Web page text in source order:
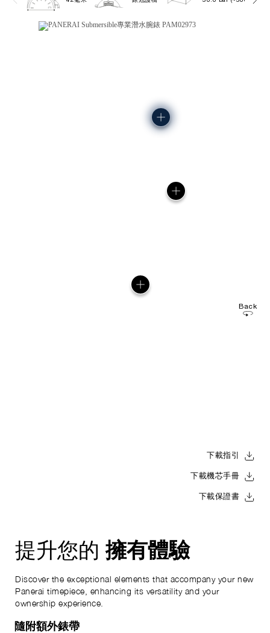
Back
下載指引
下載機芯手冊
下載保證書
提升您的擁有體驗
Discover the exceptional elements that accompany your new
Panerai timepiece, enhancing its versatility and your
ownership experience.
隨附額外錶帶